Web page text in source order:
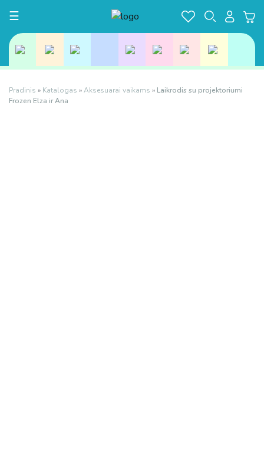
Toggle navigation
☰
Pradinis » Katalogas »Aksesuarai vaikams » Laikrodis su projektoriumi
Frozen Elza ir Ana